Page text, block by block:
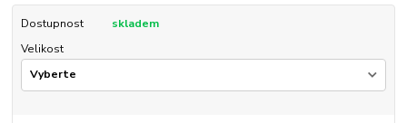
Dostupnost
skladem
Velikost